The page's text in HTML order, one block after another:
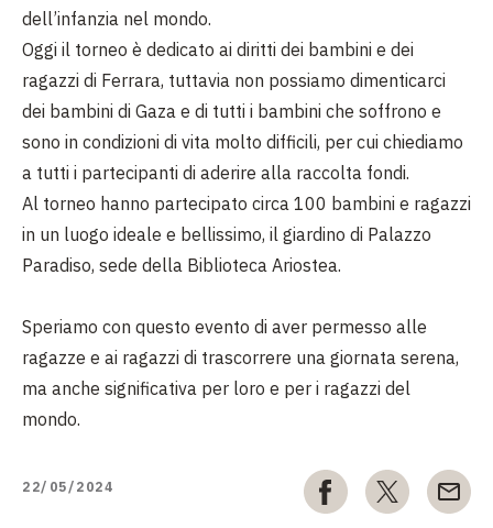
dell’infanzia nel mondo.
Oggi il torneo è dedicato ai diritti dei bambini e dei
ragazzi di Ferrara, tuttavia non possiamo dimenticarci
dei bambini di Gaza e di tutti i bambini che soffrono e
sono in condizioni di vita molto difficili, per cui chiediamo
a tutti i partecipanti di aderire alla raccolta fondi.
Al torneo hanno partecipato circa 100 bambini e ragazzi
in un luogo ideale e bellissimo, il giardino di Palazzo
Paradiso, sede della Biblioteca Ariostea.
Speriamo con questo evento di aver permesso alle
ragazze e ai ragazzi di trascorrere una giornata serena,
ma anche significativa per loro e per i ragazzi del
mondo.
22/05/2024